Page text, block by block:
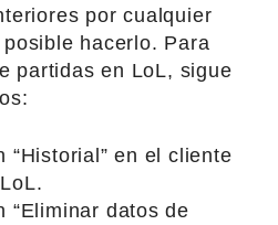
por cualquier
hacerlo. Para
partidas en LoL, sigue
“Historial” en el cliente
“Eliminar datos de